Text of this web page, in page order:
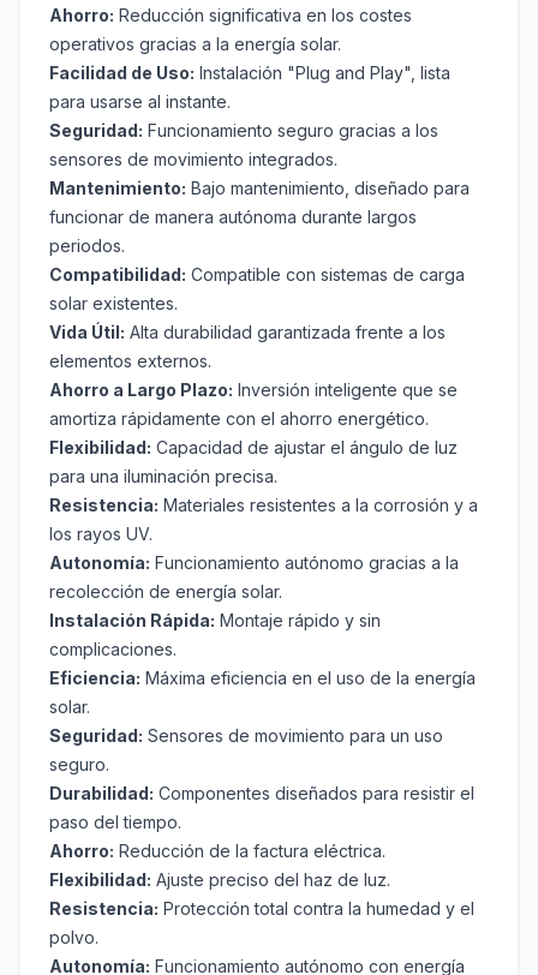
Ahorro: Reducción significativa en los costes
operativos gracias a la energía solar.
Facilidad de Uso: Instalación "Plug and Play", lista
para usarse al instante.
Seguridad: Funcionamiento seguro gracias a los
sensores de movimiento integrados.
Mantenimiento: Bajo mantenimiento, diseñado para
funcionar de manera autónoma durante largos
periodos.
Compatibilidad: Compatible con sistemas de carga
solar existentes.
Vida Útil: Alta durabilidad garantizada frente a los
elementos externos.
Ahorro a Largo Plazo: Inversión inteligente que se
amortiza rápidamente con el ahorro energético.
Flexibilidad: Capacidad de ajustar el ángulo de luz
para una iluminación precisa.
Resistencia: Materiales resistentes a la corrosión y a
los rayos UV.
Autonomía: Funcionamiento autónomo gracias a la
recolección de energía solar.
Instalación Rápida: Montaje rápido y sin
complicaciones.
Eficiencia: Máxima eficiencia en el uso de la energía
solar.
Seguridad: Sensores de movimiento para un uso
seguro.
Durabilidad: Componentes diseñados para resistir el
paso del tiempo.
Ahorro: Reducción de la factura eléctrica.
Flexibilidad: Ajuste preciso del haz de luz.
Resistencia: Protección total contra la humedad y el
polvo.
Autonomía: Funcionamiento autónomo con energía